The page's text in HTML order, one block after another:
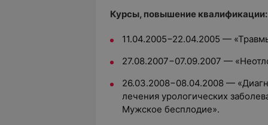
Курсы, повышение квалификации:
11.04.2005−22.04.2005 —
27.08.2007−07.09.2007 —
26.03.2008−08.04.2008 —
лечения урологических
Мужское бесплодие».